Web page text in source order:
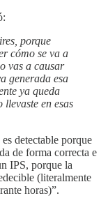
porque
cómo se va a
vas a causar
generada esa
ya queda
en esas
detectable porque
de forma correcta e
IPS, porque la
(literalmente
horas)”.